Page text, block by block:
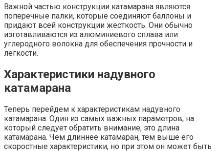
Важной частью конструкции катамарана являются
поперечные палки, которые соединяют баллоны и
придают всей конструкции жесткость. Они обычно
изготавливаются из алюминиевого сплава или
углеродного волокна для обеспечения прочности и
легкости.
Характеристики надувного
катамарана
Теперь перейдем к характеристикам надувного
катамарана. Один из самых важных параметров, на
который следует обратить внимание, это длина
катамарана. Чем длиннее катамаран, тем выше его
скоростные характеристики, но при этом он может быть